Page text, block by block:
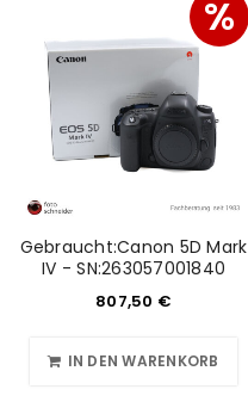
%
Gebraucht:Canon 5D Mark
IV - SN:263057001840
807,50 €
IN DEN WARENKORB